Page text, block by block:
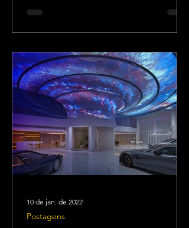
Postagens
10 de jan. de 2022